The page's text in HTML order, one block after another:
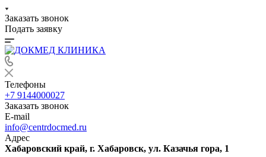
Заказать звонок
Подать заявку
Телефоны
+7 9144000027
Заказать звонок
E-mail
info@centrdocmed.ru
Адрес
Хабаровский край, г. Хабаровск, ул. Казачья гора, 1